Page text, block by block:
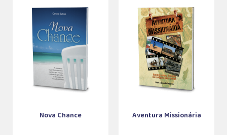
Nova Chance Aventura Missionária